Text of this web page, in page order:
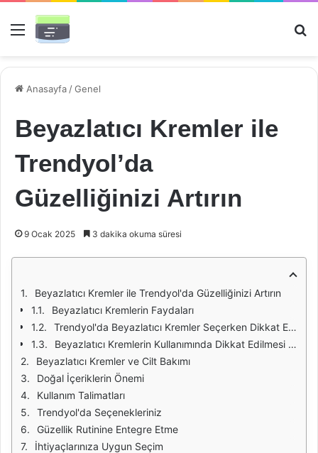
Menü
Anasayfa /Genel
Beyazlatıcı Kremler ile
Trendyol’da
Güzelliğinizi Artırın
9 Ocak 2025 3 dakika okuma süresi
Beyazlatıcı Kremler ile Trendyol'da Güzelliğinizi Artırın
Beyazlatıcı Kremlerin Faydaları
Trendyol'da Beyazlatıcı Kremler Seçerken Dikkat Edilmesi Gerekenler
Beyazlatıcı Kremlerin Kullanımında Dikkat Edilmesi Gerekenler
Beyazlatıcı Kremler ve Cilt Bakımı
Doğal İçeriklerin Önemi
Kullanım Talimatları
Trendyol'da Seçenekleriniz
Güzellik Rutinine Entegre Etme
İhtiyaçlarınıza Uygun Seçim